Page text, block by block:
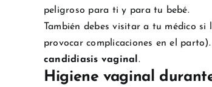
peligroso para ti y para tu bebé.
También debes visitar a tu médico si
provocar complicaciones en el
candidiasis vaginal.
Higiene vaginal